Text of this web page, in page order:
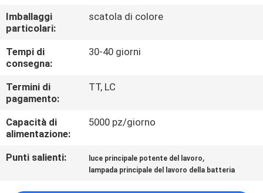
CONTATTACI
NOTIZIE
CASI
MAPPA
DEL
Imballaggi
particolari:
scatola di colore
Tempi di
consegna:
30-40 giorni
Termini di
pagamento:
TT, LC
Capacità di
alimentazione:
5000 pz/giorno
Punti salienti: luce principale potente del lavoro,
lampada principale del lavoro della batteria